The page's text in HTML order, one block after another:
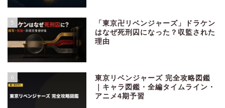
5
「東京卍リベンジャーズ」ドラケン
はなぜ死刑囚になった？収監された
理由
6
東京リベンジャーズ 完全攻略図鑑
｜キャラ図鑑・全編タイムライン・
アニメ4期予習